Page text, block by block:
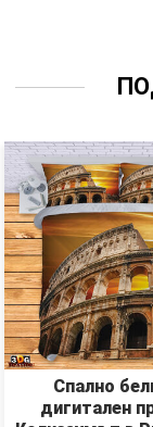
Спално
дигитален